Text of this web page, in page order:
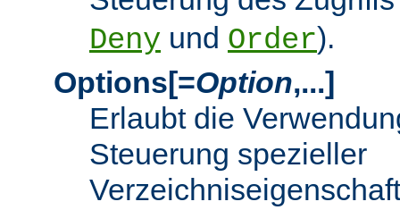
Deny und Order).
Options[=Option,...]
Erlaubt die
Steuerung spezieller